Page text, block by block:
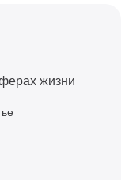
жизни